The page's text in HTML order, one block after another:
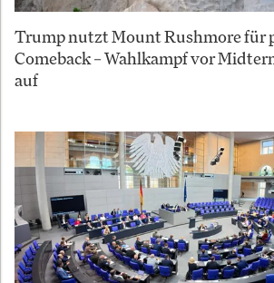
Trump nutzt Mount Rushmore für
Comeback – Wahlkampf vor
auf